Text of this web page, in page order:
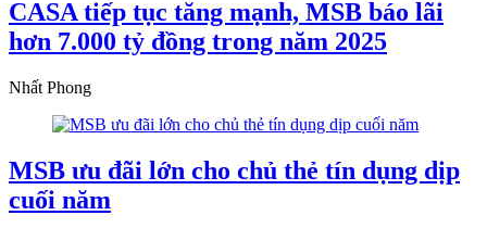
CASA tiếp tục tăng mạnh, MSB báo lãi
hơn 7.000 tỷ đồng trong năm 2025
Nhất Phong
MSB ưu đãi lớn cho chủ thẻ tín dụng dịp
cuối năm